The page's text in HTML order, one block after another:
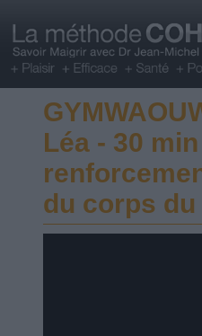
Léa - 30 min
du corps du